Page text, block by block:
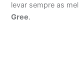
levar sempre as
Gree.